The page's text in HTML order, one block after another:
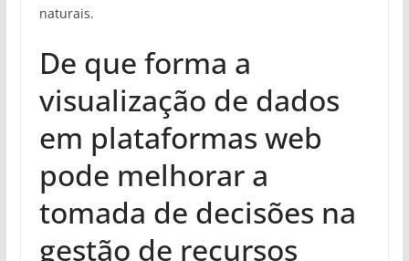
naturais.
De que forma a
visualização de dados
em plataformas web
pode melhorar a
tomada de decisões na
gestão de recursos